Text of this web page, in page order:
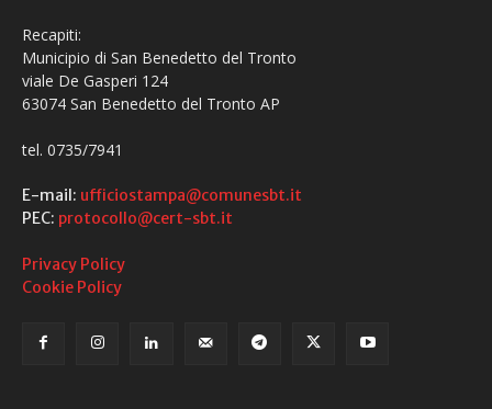
Recapiti:
Municipio di San Benedetto del Tronto
viale De Gasperi 124
63074 San Benedetto del Tronto AP
tel. 0735/7941
E-mail: ufficiostampa@comunesbt.it
PEC: protocollo@cert-sbt.it
Privacy Policy
Cookie Policy